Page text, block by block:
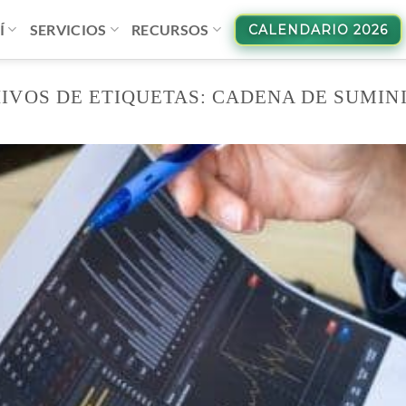
SERVICIOS RECURSOS CALENDARIO 2026
DE ETIQUETAS: CADENA DE